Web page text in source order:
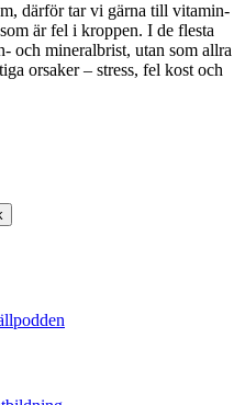
därför tar vi gärna till vitamin-
är fel i kroppen. I de flesta
och mineralbrist, utan som allra
orsaker – stress, fel kost och